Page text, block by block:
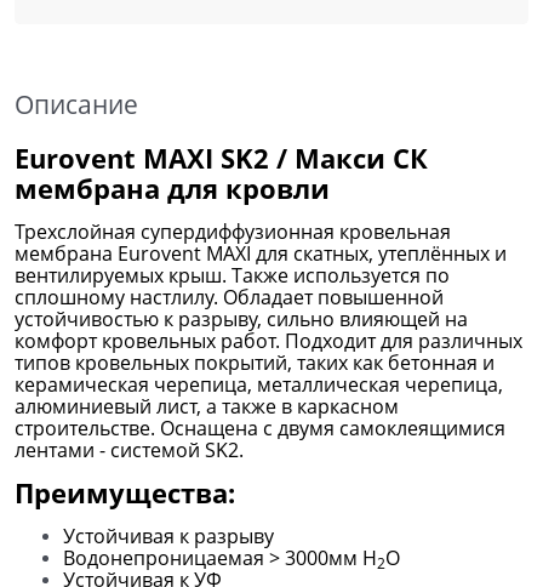
Описание
Eurovent MAXI SK2 / Макси СК
мембрана для кровли
Трехслойная супердиффузионная кровельная
мембрана Eurovent MAXI для скатных, утеплённых и
вентилируемых крыш. Также используется по
сплошному настлилу. Обладает повышенной
устойчивостью к разрыву, сильно влияющей на
комфорт кровельных работ. Подходит для различных
типов кровельных покрытий, таких как бетонная и
керамическая черепица, металлическая черепица,
алюминиевый лист, а также в каркасном
строительстве. Оснащена с двумя самоклеящимися
лентами - системой SK2.
Преимущества:
Устойчивая к разрыву
Водонепроницаемая > 3000мм H2O
Устойчивая к УФ